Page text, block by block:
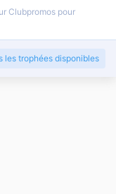
Clubpromos pour
les trophées disponibles